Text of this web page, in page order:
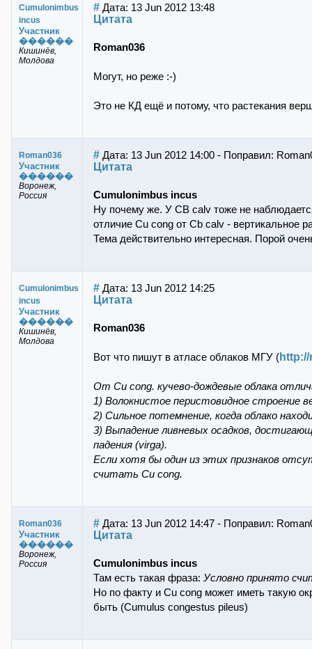
Cumulonimbus
incus
Участник
������
Кишинёв,
Молдова
# Дата: 13 Jun 2012 13:48
Цитата
Roman036
Могут, но реже :-)
Это не КД ещё и потому, что растекания
Roman036
Участник
������
Воронеж,
Россия
# Дата: 13 Jun 2012 14:00 - Поправил:
Цитата
Cumulonimbus incus
Ну почему же. У CB calv тоже не
отличие Cu cong от Cb calv - вертикальное
Тема действительно интересная. Порой
Cumulonimbus
incus
Участник
������
Кишинёв,
Молдова
# Дата: 13 Jun 2012 14:25
Цитата
Roman036
Вот что пишут в атласе облаков МГУ (
От Сu cong. кучево-дождевые облака
1) Волокнистое перистовидное строение
2) Сильное потемнение, когда облако
3) Выпадение ливневых осадков,
падения (virga).
Если хотя бы один из этих признаков
считать Сu cong.
Roman036
Участник
������
Воронеж,
Россия
# Дата: 13 Jun 2012 14:47 - Поправил:
Цитата
Cumulonimbus incus
Там есть такая фраза: Условно принято
Но по факту и Cu cong может иметь такую
быть (Cumulus congestus pileus)